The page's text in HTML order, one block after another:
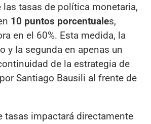
tasas de política monetaria,
10 puntos porcentuales,
en el 60%. Esta medida, la
y la segunda en apenas un
de la estrategia de
Santiago Bausili al frente de
tasas impactará directamente